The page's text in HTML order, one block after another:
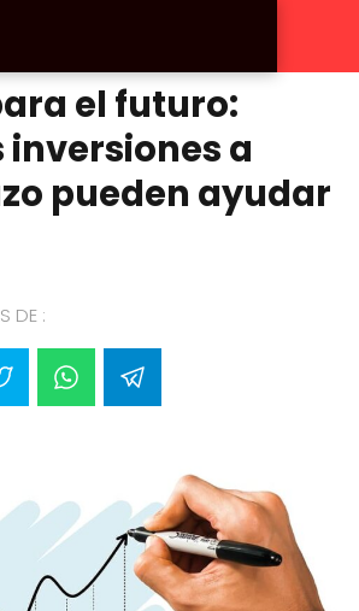
el futuro:
a
pueden ayudar
DE :